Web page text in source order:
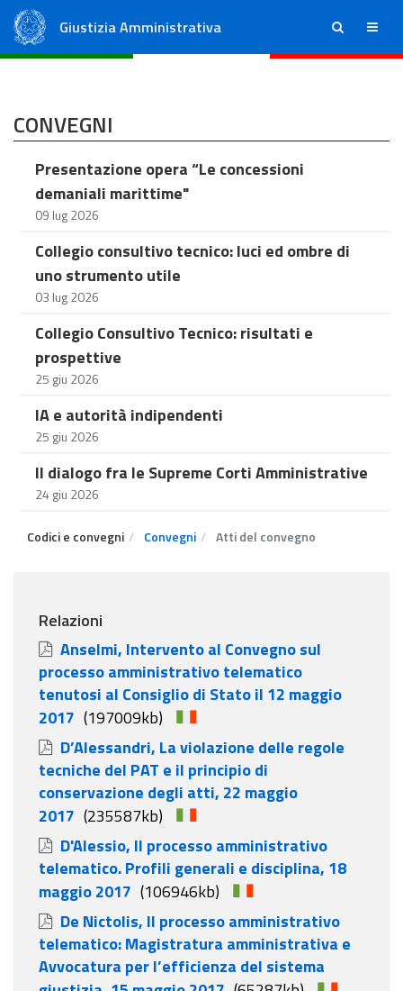
Giustizia Amministrativa ricerca menu
CONVEGNI
Presentazione opera “Le concessioni
demaniali marittime"
09 lug 2026
Collegio consultivo tecnico: luci ed ombre di
uno strumento utile
03 lug 2026
Collegio Consultivo Tecnico: risultati e
prospettive
25 giu 2026
IA e autorità indipendenti
25 giu 2026
Il dialogo fra le Supreme Corti Amministrative
24 giu 2026
Codici e convegni Convegni Atti del convegno
Relazioni
Anselmi, Intervento al Convegno sul
processo amministrativo telematico
tenutosi al Consiglio di Stato il 12 maggio
2017 (197009kb)
D’Alessandri, La violazione delle regole
tecniche del PAT e il principio di
conservazione degli atti, 22 maggio
2017 (235587kb)
D'Alessio, Il processo amministrativo
telematico. Profili generali e disciplina, 18
maggio 2017 (106946kb)
De Nictolis, Il processo amministrativo
telematico: Magistratura amministrativa e
Avvocatura per l’efficienza del sistema